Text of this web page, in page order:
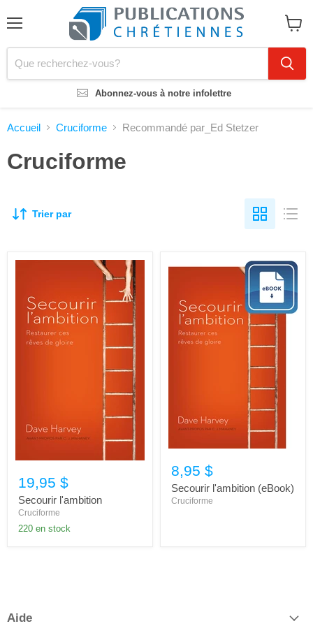
Abonnez-vous à notre infolettre
le
panier
Accueil Cruciforme Recommandé par_Ed Stetzer
Cruciforme
Trier par
19,95 $
Secourir l'ambition
Cruciforme
220 en stock
8,95 $
Secourir l'ambition (eBook)
Cruciforme
Aide